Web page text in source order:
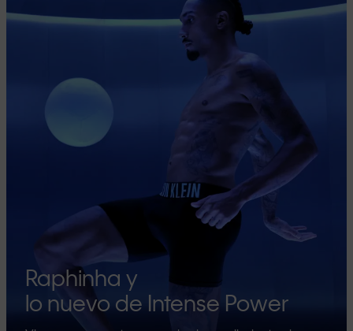
Raphinha y
lo nuevo de Intense Power